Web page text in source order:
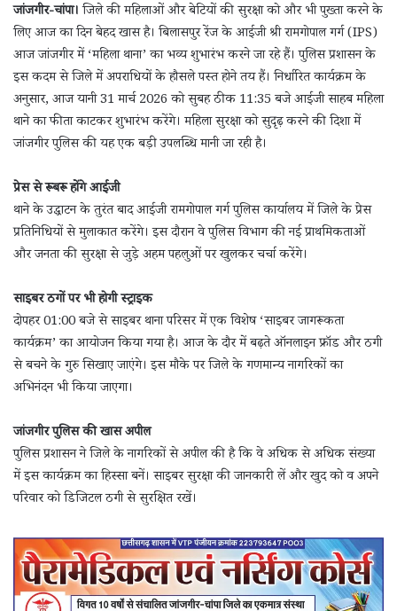
जांजगीर-चांपा।जिले की महिलाओं और बेटियों की सुरक्षा को और भी पुख्ता करने के
लिए आज का दिन बेहद खास है। बिलासपुर रेंज के आईजी श्री रामगोपाल गर्ग (IPS)
आज जांजगीर में ‘महिला थाना’ का भव्य शुभारंभ करने जा रहे हैं। पुलिस प्रशासन के
इस कदम से जिले में अपराधियों के हौसले पस्त होने तय हैं। निर्धारित कार्यक्रम के
अनुसार, आज यानी 31 मार्च 2026 को सुबह ठीक 11:35 बजे आईजी साहब महिला
थाने का फीता काटकर शुभारंभ करेंगे। महिला सुरक्षा को सुदृढ़ करने की दिशा में
जांजगीर पुलिस की यह एक बड़ी उपलब्धि मानी जा रही है।
प्रेस से रूबरू होंगे आईजी
थाने के उद्घाटन के तुरंत बाद आईजी रामगोपाल गर्ग पुलिस कार्यालय में जिले के प्रेस
प्रतिनिधियों से मुलाकात करेंगे। इस दौरान वे पुलिस विभाग की नई प्राथमिकताओं
और जनता की सुरक्षा से जुड़े अहम पहलुओं पर खुलकर चर्चा करेंगे।
साइबर ठगों पर भी होगी स्ट्राइक
दोपहर 01:00 बजे से साइबर थाना परिसर में एक विशेष ‘साइबर जागरूकता
कार्यक्रम’ का आयोजन किया गया है। आज के दौर में बढ़ते ऑनलाइन फ्रॉड और ठगी
से बचने के गुरु सिखाए जाएंगे। इस मौके पर जिले के गणमान्य नागरिकों का
अभिनंदन भी किया जाएगा।
जांजगीर पुलिस की खास अपील
पुलिस प्रशासन ने जिले के नागरिकों से अपील की है कि वे अधिक से अधिक संख्या
में इस कार्यक्रम का हिस्सा बनें। साइबर सुरक्षा की जानकारी लें और खुद को व अपने
परिवार को डिजिटल ठगी से सुरक्षित रखें।